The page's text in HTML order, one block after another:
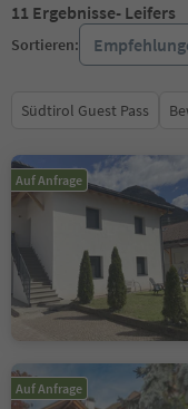
11 Ergebnisse- Leifers
Sortieren:
Südtirol Guest Pass
Auf Anfrage
Auf Anfrage